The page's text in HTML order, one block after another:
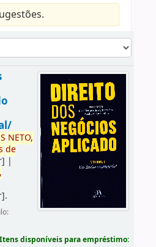
NETO,
de
|
.
disponíveis para empréstimo: